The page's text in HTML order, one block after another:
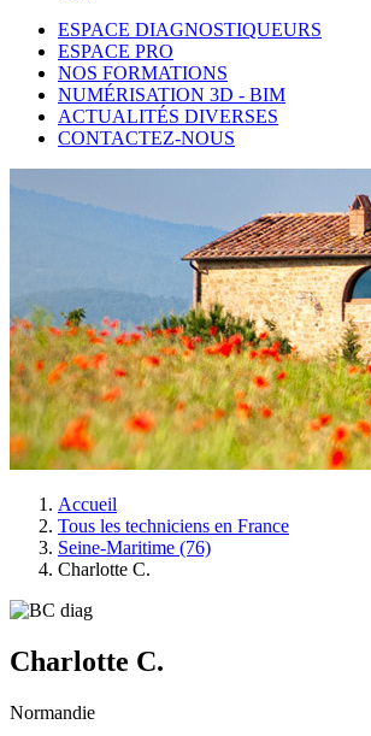
ESPACE DIAGNOSTIQUEURS
ESPACE PRO
NOS FORMATIONS
NUMÉRISATION 3D - BIM
ACTUALITÉS DIVERSES
CONTACTEZ-NOUS
Accueil
Tous les techniciens en France
Seine-Maritime (76)
Charlotte C.
Charlotte C.
Normandie